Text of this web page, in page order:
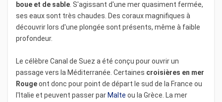
boue et de sable. S'agissant d'une mer quasiment fermée,
ses eaux sont très chaudes. Des coraux magnifiques à
découvrir lors d'une plongée sont présents, même à faible
profondeur.
Le célèbre Canal de Suez a été conçu pour ouvrir un
passage vers la Méditerranée. Certaines croisières en mer
Rougeont donc pour point de départ le sud de la France ou
l'Italie et peuvent passer par Malte ou la Grèce. La mer